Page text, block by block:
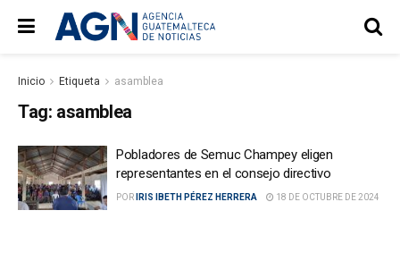
Inicio Etiqueta asamblea
Tag: asamblea
Pobladores de Semuc Champey eligen
representantes en el consejo directivo
POR IRIS IBETH PÉREZ HERRERA 18 DE OCTUBRE DE 2024